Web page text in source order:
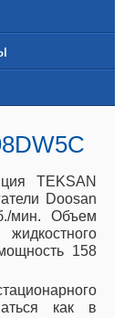
TEKSAN
Doosan
мин. Объем
158
как в